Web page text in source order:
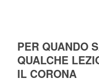
PER QUANDO
QUALCHE
IL CORONA